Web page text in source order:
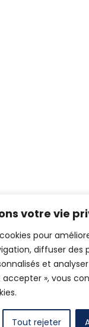
votre vie
pour
diffuser des
et
», vous
Tout rejeter
?